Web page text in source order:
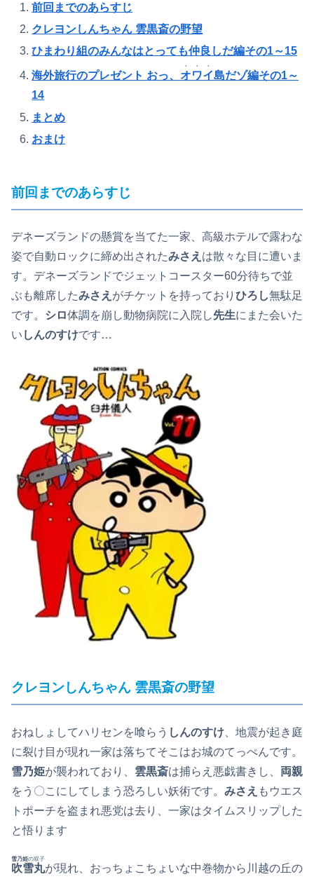
前回までのあらすじ
クレヨンしんちゃん 雲黒斎の野望
ひまわり組のみんなはとっても仲良しだ編その1～15
海外旅行のプレゼント おっ、 オワイ
・・・
島だゾ編その1～
14
まとめ
おまけ
前回までのあらすじ
デネーズランドの懸賞を当てた一家、高級ホテルで露わな
姿で自動ロックに締め出されたみさえ は散々な目に遭いま
す。デネーズランドでジェットコースター60分待ちで並
ぶも離席したみさえ がチケットを持っており ひろし無駄足
です。 シロ体調を崩し動物病院に入院し先生にまた会いた
い しんのすけです…
クレヨンしんちゃん 雲黒斎の野望
おねしょしてハリセンを喰らう しんのすけ 、地震が起き庭
に裂け目が現れ一家は落ちてそこはお城のてっぺんです。
雪乃姫が襲われており、 雲黒斎は捕らえ悪戯書きし、 両親
をう〇こにしてしまう恐ろしい妖術です。 みさえ もウエス
トポーチを盗まれ悪党は去り、一家はタイムスリップした
と悟ります
吹雪丸
雪乃姫の双子
が現れ、おっちょこちょいな中巻物から川越の丘の